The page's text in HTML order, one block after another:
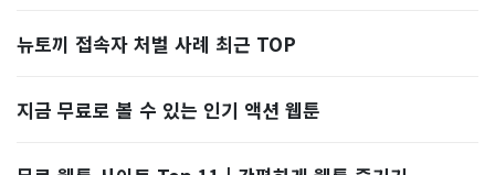
뉴토끼 접속자 처벌 사례 최근 TOP
지금 무료로 볼 수 있는 인기 액션 웹툰